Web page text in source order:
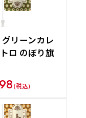
リーンカレ
ロ のぼり旗
(税込)